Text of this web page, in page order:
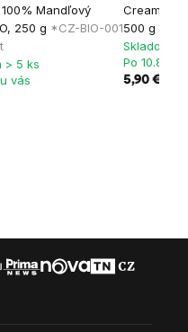
Mandľový
250 g *CZ-BIO-001
> 5 ks
vás
Cream,
500 g
Skladom >
Po 10.8. u
5,90 €